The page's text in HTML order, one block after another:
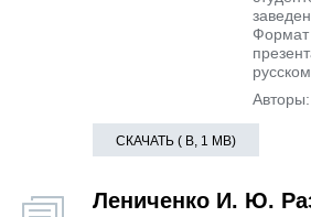
Формат
СКАЧАТЬ ( В, 1 MB)
Лениченко И. Ю.